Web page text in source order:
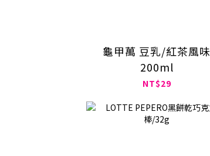
龜甲萬 豆乳/紅茶風味
200ml
NT$29